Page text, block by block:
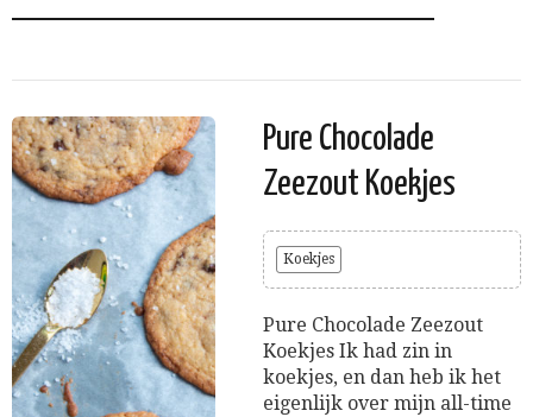
Pure Chocolade
Zeezout Koekjes
Koekjes
Pure Chocolade Zeezout
Koekjes Ik had zin in
koekjes, en dan heb ik het
eigenlijk over mijn all-time